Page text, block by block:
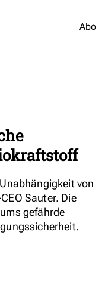
Abo
von
Sauter. Die
gefährde